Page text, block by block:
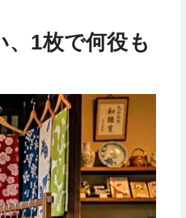
1枚で何役も